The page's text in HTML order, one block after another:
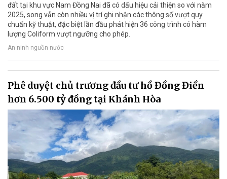
đất tại khu vực Nam Đồng Nai đã có dấu hiệu cải thiện so với năm
2025, song vẫn còn nhiều vị trí ghi nhận các thông số vượt quy
chuẩn kỹ thuật, đặc biệt lần đầu phát hiện 36 công trình có hàm
lượng Coliform vượt ngưỡng cho phép.
An ninh nguồn nước
Phê duyệt chủ trương đầu tư hồ Đồng Điền
hơn 6.500 tỷ đồng tại Khánh Hòa